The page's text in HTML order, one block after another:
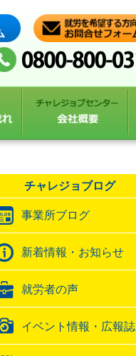
チャレジョブログ
事業所ブログ
新着情報・お知らせ
就労者の声
イベント情報・広報誌